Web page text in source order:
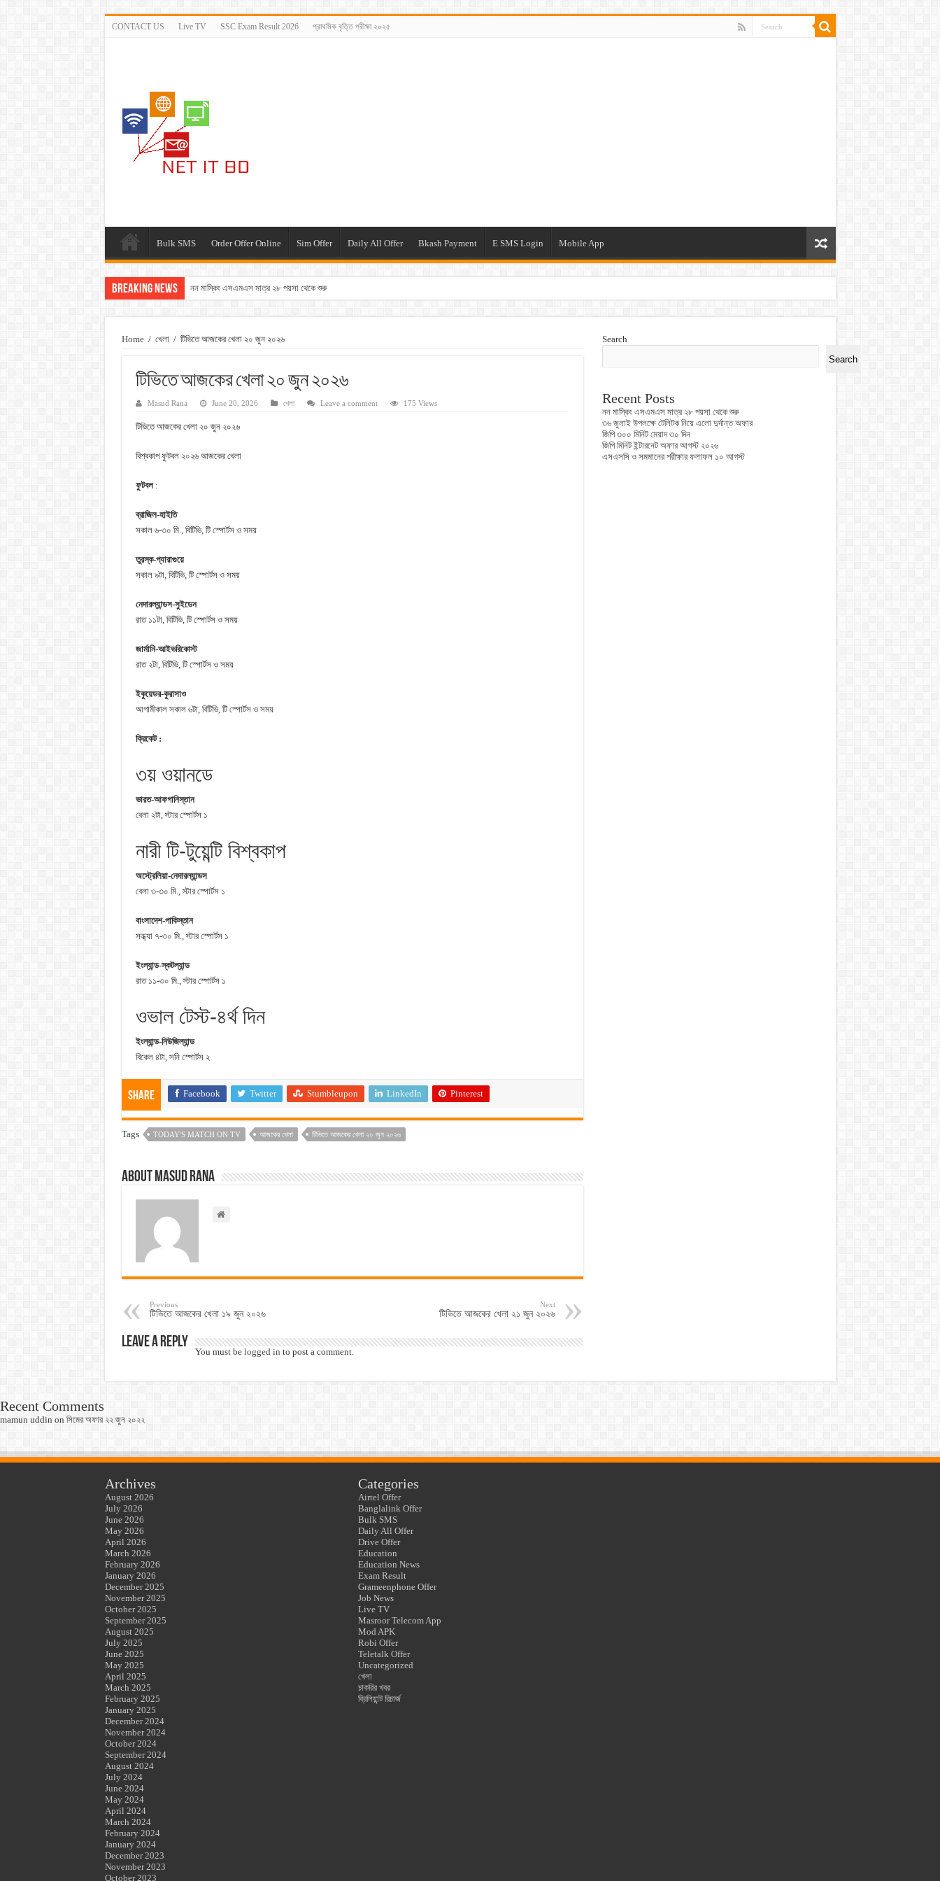
CONTACT US Live TV SSC Exam Result 2026 প্রাথমিক বৃত্তি পরীক্ষা ২০২৫
Bulk SMS Order Offer Online Sim Offer Daily All Offer Bkash Payment E SMS Login Mobile App
Breaking News নন মাস্কিং এসএমএস মাত্র ২৮ পয়সা থেকে শুরু
Home / খেলা / টিভিতে আজকের খেলা ২০ জুন ২০২৬
টিভিতে আজকের খেলা ২০ জুন ২০২৬
Masud Rana June 20, 2026 খেলা Leave a comment 175 Views
টিভিতে আজকের খেলা ২০ জুন ২০২৬
বিশ্বকাপ ফুটবল ২০২৬ আজকের খেলা
ফুটবল:
ব্রাজিল-হাইতি
সকাল ৬-৩০ মি., বিটিভি, টি স্পোর্টস ও সময়
তুরস্ক-প্যারাগুয়ে
সকাল ৯টা, বিটিভি, টি স্পোর্টস ও সময়
নেদারল্যান্ডস-সুইডেন
রাত ১১টা, বিটিভি, টি স্পোর্টস ও সময়
জার্মানি-আইভরিকোস্ট
রাত ২টা, বিটিভি, টি স্পোর্টস ও সময়
ইকুয়েডর-কুরাসাও
আগামীকাল সকাল ৬টা, বিটিভি, টি স্পোর্টস ও সময়
ক্রিকেট :
৩য় ওয়ানডে
ভারত-আফগানিস্তান
বেলা ২টা, স্টার স্পোর্টস ১
নারী টি-টুয়েন্টি বিশ্বকাপ
অস্ট্রেলিয়া-নেদারল্যান্ডস
বেলা ৩-৩০ মি., স্টার স্পোর্টস ১
বাংলাদেশ-পাকিস্তান
সন্ধ্যা ৭-৩০ মি., স্টার স্পোর্টস ১
ইংল্যান্ড-স্কটল্যান্ড
রাত ১১-৩০ মি., স্টার স্পোর্টস ১
ওভাল টেস্ট-৪র্থ দিন
ইংল্যান্ড-নিউজিল্যান্ড
বিকেল ৪টা, সনি স্পোর্টস ২
Share Facebook Twitter Stumbleupon LinkedIn Pinterest
Tags TODAY'S MATCH ON TV আজকের খেলা টিভিতে আজকের খেলা ২০ জুন ২০২৬
About Masud Rana
Previous
টিভিতে আজকের খেলা ১৯ জুন ২০২৬
Next
টিভিতে আজকের খেলা ২১ জুন ২০২৬
Leave a Reply
You must be logged in to post a comment.
Search
Search
Recent Posts
নন মাস্কিং এসএমএস মাত্র ২৮ পয়সা থেকে শুরু
৩৬ জুলাই উপলক্ষে টেলিটক নিয়ে এলো দুর্দান্ত অফার
জিপি ৩০০ মিনিট মেয়াদ ৩০ দিন
জিপি মিনিট ইন্টারনেট অফার আগস্ট ২০২৬
এসএসসি ও সমমানের পরীক্ষার ফলাফল ১০ আগস্ট
Recent Comments
mamun uddin on সিমের অফার ২২ জুন ২০২২
Archives
August 2026
July 2026
June 2026
May 2026
April 2026
March 2026
February 2026
January 2026
December 2025
November 2025
October 2025
September 2025
August 2025
July 2025
June 2025
May 2025
April 2025
March 2025
February 2025
January 2025
December 2024
November 2024
October 2024
September 2024
August 2024
July 2024
June 2024
May 2024
April 2024
March 2024
February 2024
January 2024
December 2023
November 2023
October 2023
Categories
Airtel Offer
Banglalink Offer
Bulk SMS
Daily All Offer
Drive Offer
Education
Education News
Exam Result
Grameenphone Offer
Job News
Live TV
Masroor Telecom App
Mod APK
Robi Offer
Teletalk Offer
Uncategorized
খেলা
চাকরির খবর
ব্রিলিয়ান্ট রিচার্জ